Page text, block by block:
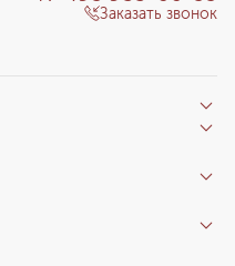
Заказать звонок